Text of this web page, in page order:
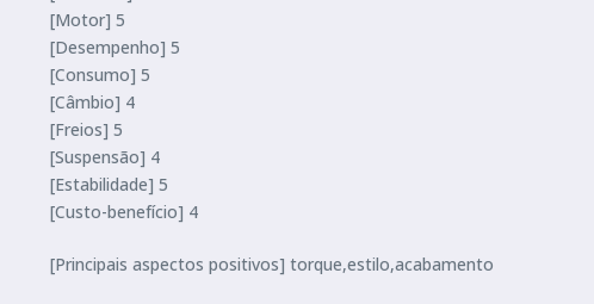
[Motor] 5
[Desempenho] 5
[Consumo] 5
[Câmbio] 4
[Freios] 5
[Suspensão] 4
[Estabilidade] 5
[Custo-benefício] 4
[Principais aspectos positivos] torque,estilo,acabamento